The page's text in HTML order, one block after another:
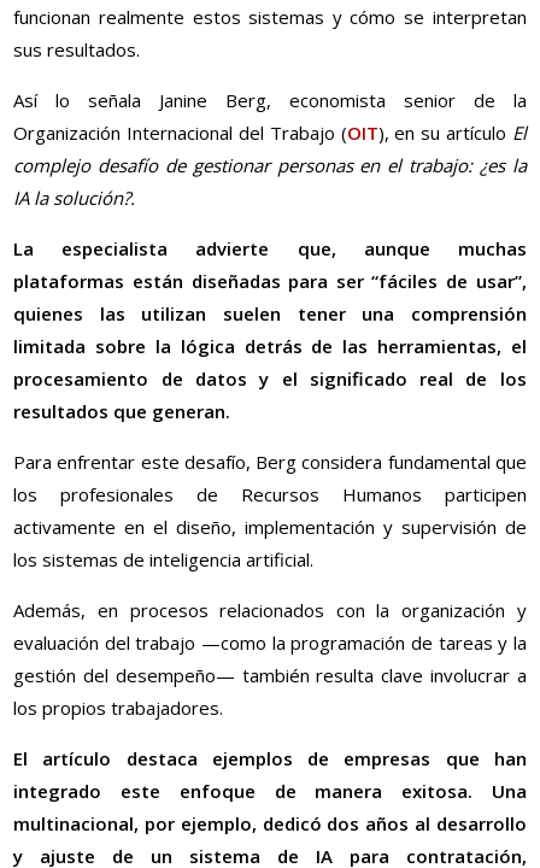
funcionan realmente estos sistemas y cómo se interpretan
sus resultados.
Así lo señala Janine Berg, economista senior de la
Organización Internacional del Trabajo (OIT), en su artículo El
complejo desafío de gestionar personas en el trabajo: ¿es la
IA la solución?.
La especialista advierte que, aunque muchas
plataformas están diseñadas para ser “fáciles de usar”,
quienes las utilizan suelen tener una comprensión
limitada sobre la lógica detrás de las herramientas, el
procesamiento de datos y el significado real de los
resultados que generan.
Para enfrentar este desafío, Berg considera fundamental que
los profesionales de Recursos Humanos participen
activamente en el diseño, implementación y supervisión de
los sistemas de inteligencia artificial.
Además, en procesos relacionados con la organización y
evaluación del trabajo —como la programación de tareas y la
gestión del desempeño— también resulta clave involucrar a
los propios trabajadores.
El artículo destaca ejemplos de empresas que han
integrado este enfoque de manera exitosa. Una
multinacional, por ejemplo, dedicó dos años al desarrollo
y ajuste de un sistema de IA para contratación,